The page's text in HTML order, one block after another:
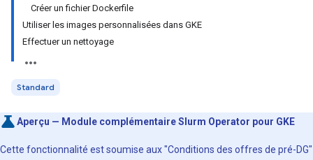
Créer un fichier Dockerfile
Utiliser les images personnalisées dans GKE
Effectuer un nettoyage
Standard
Aperçu — Module complémentaire Slurm Operator pour GKE
Cette fonctionnalité est soumise aux "Conditions des offres de pré-DG"